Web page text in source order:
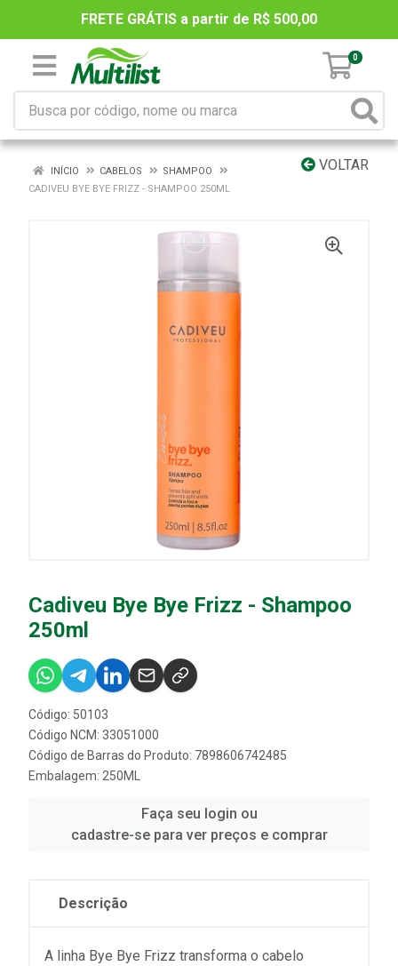
FRETE GRÁTIS a partir de R$ 500,00
0
VOLTAR
INÍCIO CABELOS
SHAMPOO
CADIVEU BYE BYE FRIZZ - SHAMPOO 250ML
Cadiveu Bye Bye Frizz - Shampoo
250ml
Código: 50103
Código NCM: 33051000
Código de Barras do Produto: 7898606742485
Embalagem: 250ML
Faça seu login ou
cadastre-se para ver preços e comprar
Descrição
A linha Bye Bye Frizz transforma o cabelo